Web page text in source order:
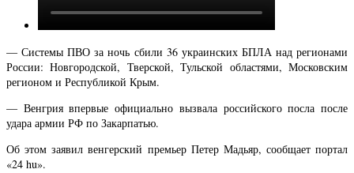
— Системы ПВО за ночь сбили 36 украинских БПЛА над регионами
России: Новгородской, Тверской, Тульской областями, Московским
регионом и Республикой Крым.
— Венгрия впервые официально вызвала российского посла после
удара армии РФ по Закарпатью.
Об этом заявил венгерский премьер Петер Мадьяр, сообщает портал
«24 hu».